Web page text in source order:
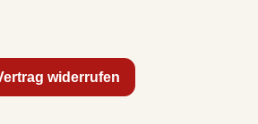
widerrufen